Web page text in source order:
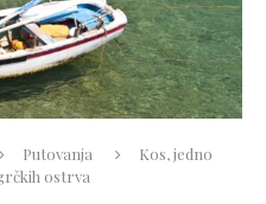
Putovanja
Kos, jedno
ostrva